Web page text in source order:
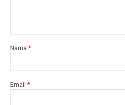
Nama *
Email *